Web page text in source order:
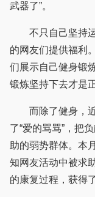
武器了”。
不只自己坚持运
的网友们提供福利
们展示自己健身锻
锻炼坚持下去才是
而除了健身，近
了“爱的骂骂”，把
助的弱势群体。本
知网友活动中被求
的康复过程，获得